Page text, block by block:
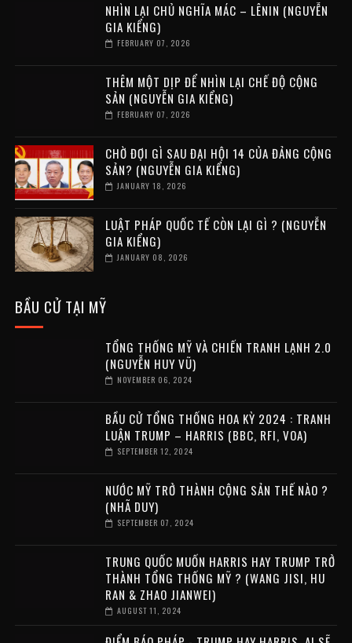
NHÌN LẠI CHỦ NGHĨA MÁC – LÊNIN (NGUYỄN
GIA KIỂNG)
FEBRUARY 07, 2026
THÊM MỘT DỊP ĐỂ NHÌN LẠI CHẾ ĐỘ CỘNG
SẢN (NGUYỄN GIA KIỂNG)
FEBRUARY 07, 2026
CHỜ ĐỢI GÌ SAU ĐẠI HỘI 14 CỦA ĐẢNG CỘNG
SẢN? (NGUYỄN GIA KIỂNG)
JANUARY 18, 2026
LUẬT PHÁP QUỐC TẾ CÒN LẠI GÌ ? (NGUYỄN
GIA KIỂNG)
JANUARY 08, 2026
BẦU CỬ TẠI MỸ
TỔNG THỐNG MỸ VÀ CHIẾN TRANH LẠNH 2.0
(NGUYỄN HUY VŨ)
NOVEMBER 06, 2024
BẦU CỬ TỔNG THỐNG HOA KỲ 2024 : TRANH
LUẬN TRUMP – HARRIS (BBC, RFI, VOA)
SEPTEMBER 12, 2024
NƯỚC MỸ TRỞ THÀNH CỘNG SẢN THẾ NÀO ?
(NHÃ DUY)
SEPTEMBER 07, 2024
TRUNG QUỐC MUỐN HARRIS HAY TRUMP TRỞ
THÀNH TỔNG THỐNG MỸ ? (WANG JISI, HU
RAN & ZHAO JIANWEI)
AUGUST 11, 2024